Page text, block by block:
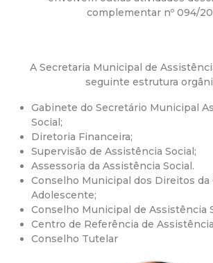
c
i
p
a
l
d
complementar nº 094/
A Secretaria Municipal de
seguinte estrutura
Gabinete do Secretário Municipal
Social;
Diretoria Financeira;
Supervisão de Assistência Social;
Assessoria da Assistência Social.
Conselho Municipal dos Direitos da
Adolescente;
Conselho Municipal de Assistência
Centro de Referência de
Conselho Tutelar